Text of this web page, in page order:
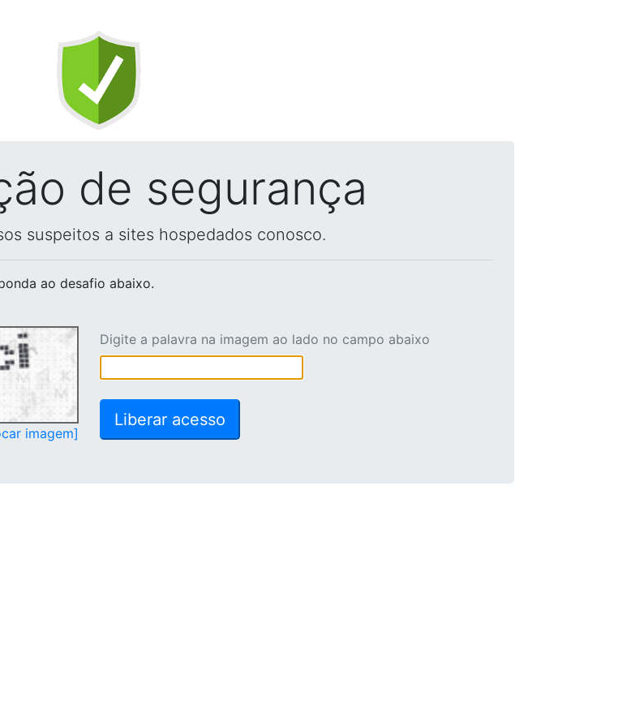
de segurança
suspeitos a sites hospedados conosco.
ao desafio abaixo.
imagem]
Digite a palavra na imagem ao lado no campo abaixo